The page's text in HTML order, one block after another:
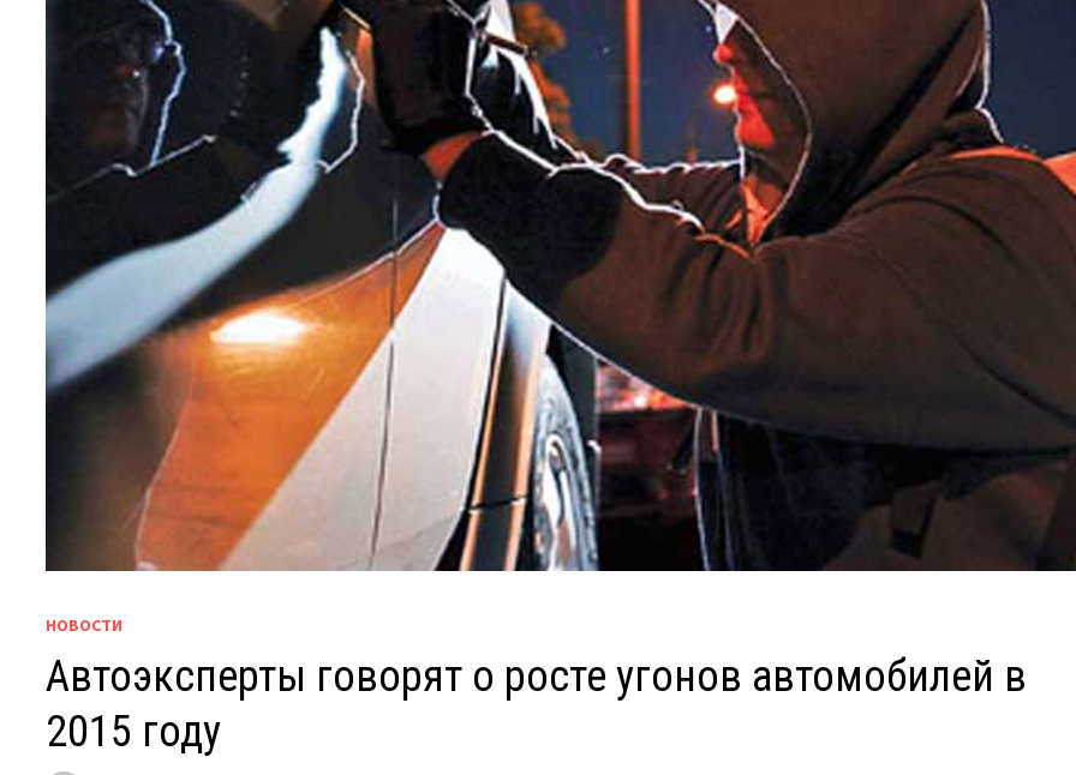
НОВОСТИ
Автоэксперты говорят о росте угонов автомобилей в
2015 году